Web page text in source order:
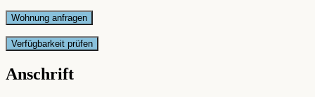
Anschrift